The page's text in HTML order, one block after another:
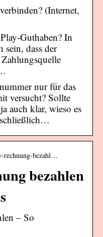
(Internet,
Guthaben? In
sein, dass der
Zahlungsquelle
nur für das
versucht? Sollte
auch klar, wieso es
rechnung-bezahl…
bezahlen
– So